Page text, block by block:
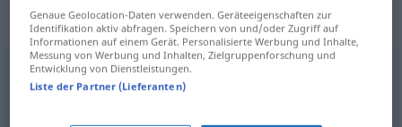
Synonyme für "Missetäter"
Übeltäter,Kanaille (derb),Schuft
Genaue Geolocation-Daten verwenden. Geräteeigenschaften zur
Identifikation aktiv abfragen. Speichern von und/oder Zugriff auf
Informationen auf einem Gerät. Personalisierte Werbung und Inhalte,
Messung von Werbung und Inhalten, Zielgruppenforschung und
Entwicklung von Dienstleistungen.
Liste der Partner (Lieferanten)